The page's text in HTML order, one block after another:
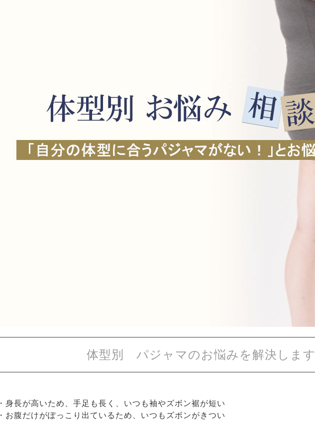
体型別 パジャマのお悩みを解決します
・身長が高いため、手足も長く、いつも袖やズボン裾が短い
・お腹だけがぽっこり出ているため、いつもズボンがきつい